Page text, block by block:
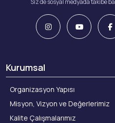
Siz de sosyal medyada takibe
Kurumsal
Organizasyon Yapısı
Misyon, Vizyon ve Değerlerimiz
Kalite Çalışmalarımız